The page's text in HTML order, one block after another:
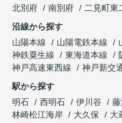
北別府
南別府 二見町東
沿線から探す
山陽本線
山陽電鉄本線
神鉄粟生線
東海道本線
神戸高速東西線
神戸新交
駅から探す
明石
西明石 伊川谷
林崎松江海岸
大久保 大